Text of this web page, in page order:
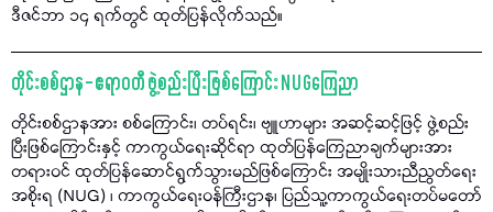
ဒီဇင်ဘာ ၁၄ ရက်တွင် ထုတ်ပြန်လိုက်သည်။
တိုင်းစစ်ဌာန – ဧရာဝတီ ဖွဲ့စည်းပြီးဖြစ်ကြောင်း NUGကြေညာ
တိုင်းစစ်ဌာနအား စစ်ကြောင်း၊ တပ်ရင်း၊ ဗျူဟာများ အဆင့်ဆင့်ဖြင့် ဖွဲ့စည်း
ပြီးဖြစ်ကြောင်းနှင့် ကာကွယ်ရေးဆိုင်ရာ ထုတ်ပြန်ကြေညာချက်များအား
တရားဝင် ထုတ်ပြန်ဆောင်ရွက်သွားမည်ဖြစ်ကြောင်း အမျိုးသားညီညွတ်ရေး
အစိုးရ (NUG) ၊ ကာကွယ်ရေးဝန်ကြီးဌာန၊ ပြည်သူ့ကာကွယ်ရေးတပ်မတော်